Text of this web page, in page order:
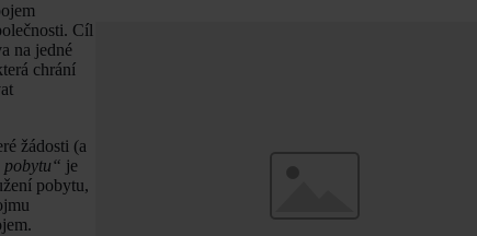
Cíl
na jedné
chrání
žádosti (a
pobytu“ je
pobytu,